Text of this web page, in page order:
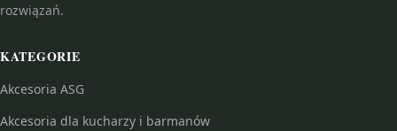
rozwiązań.
KATEGORIE
Akcesoria ASG
Akcesoria dla kucharzy i barmanów